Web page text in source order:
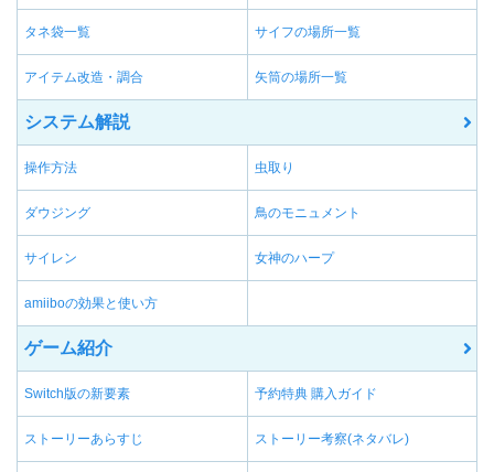
タネ袋一覧 サイフの場所一覧
アイテム改造・調合 矢筒の場所一覧
システム解説
操作方法 虫取り
ダウジング 鳥のモニュメント
サイレン 女神のハープ
amiiboの効果と使い方
ゲーム紹介
Switch版の新要素 予約特典 購入ガイド
ストーリーあらすじ ストーリー考察(ネタバレ)